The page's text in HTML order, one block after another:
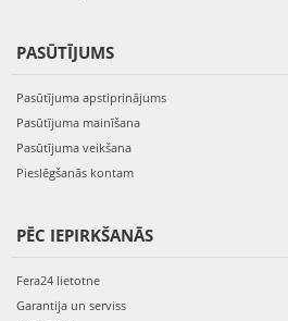
PASŪTĪJUMS
Pasūtījuma apstiprinājums
Pasūtījuma mainīšana
Pasūtījuma veikšana
Pieslēgšanās kontam
PĒC IEPIRKŠANĀS
Fera24 lietotne
Garantija un serviss